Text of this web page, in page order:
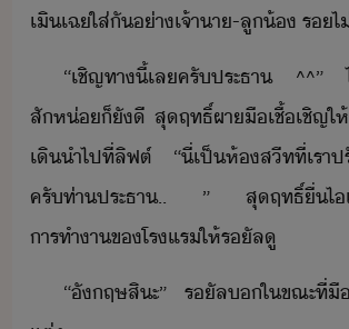
เิเฉ​ใส่​ั​่า​เจ้าา​-​ลู้​ ​ร​
“​เชิญ​ทา​ี้​เล​ครั​ประธา​ ​^^​”​
สัห่​็​ัี​ ​สุฤทธิ์​ผา​ื​เชื้เชิญ​ใ
เิ​ำ​ไป​ที่​ลิฟต์​ ​“​ี่​เป็​ห้​สีท​ที่​เรา​
ครั​ท่า​ประธา​..​ ​”​ ​สุฤทธิ์​ื่​ไ​
ารทำา​ข​โรแร​ให้​รัล​ู
“​ัฤษ​สิะ​”​ ​รัล​​ใขณะที่​ื